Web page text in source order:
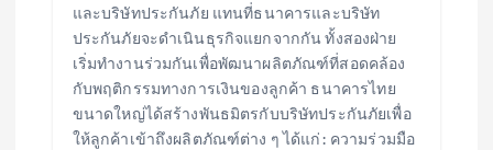
และบริษัทประกันภัย แทนที่ธนาคารและบริษัท
ประกันภัยจะดำเนินธุรกิจแยกจากกัน ทั้งสองฝ่าย
เริ่มทำงานร่วมกันเพื่อพัฒนาผลิตภัณฑ์ที่สอดคล้อง
กับพฤติกรรมทางการเงินของลูกค้า ธนาคารไทย
ขนาดใหญ่ได้สร้างพันธมิตรกับบริษัทประกันภัยเพื่อ
ให้ลูกค้าเข้าถึงผลิตภัณฑ์ต่าง ๆ ได้แก่: ความร่วมมือ